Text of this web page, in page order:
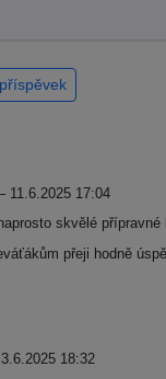
11.6.2025 17:04
skvělé
přeji hodně
18:32